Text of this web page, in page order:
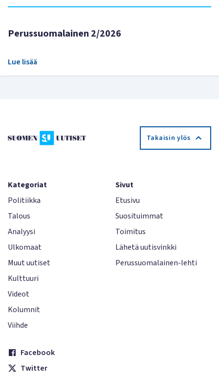
Perussuomalainen 2/2026
Lue lisää
Takaisin ylös
Kategoriat
Politiikka
Talous
Analyysi
Ulkomaat
Muut uutiset
Kulttuuri
Videot
Kolumnit
Viihde
Sivut
Etusivu
Suosituimmat
Toimitus
Lähetä uutisvinkki
Perussuomalainen-lehti
Facebook
Twitter